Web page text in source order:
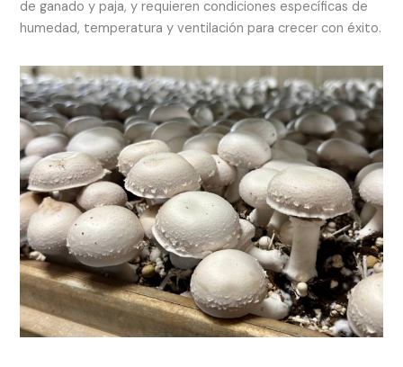
de ganado y paja, y requieren condiciones específicas de
humedad, temperatura y ventilación para crecer con éxito.